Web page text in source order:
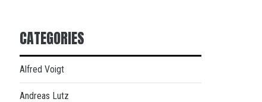
CATEGORIES
Alfred Voigt
Andreas Lutz